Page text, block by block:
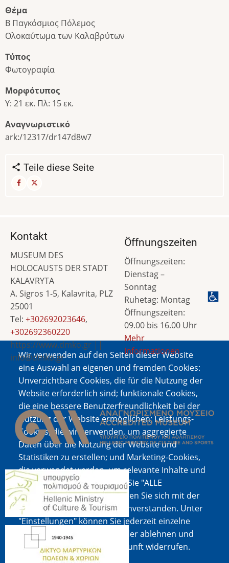
Θέμα
Β Παγκόσμιος Πόλεμος
Ολοκαύτωμα των Καλαβρύτων
Τύπος
Φωτογραφία
Μορφότυπος
Υ: 21 εκ. Πλ: 15 εκ.
Αναγνωριστικό
ark:/12317/dr147d8w7
Teile diese Seite
Wir verwenden auf den Seiten dieser Website
eine Auswahl an eigenen und fremden Cookies:
Unverzichtbare Cookies, die für die Nutzung der
Website erforderlich sind; funktionale Cookies,
die eine bessere Benutzerfreundlichkeit bei der
Nutzung der Website ermöglichen; Leistungs-
Cookies, die wir verwenden, um aggregierte
Daten über die Nutzung der Website und
Statistiken zu erstellen; und Marketing-Cookies,
die verwendet werden, um relevante Inhalte und
Werbung anzuzeigen. Wenn Sie "ALLE
AKZEPTIEREN" wählen, erklären Sie sich mit der
Verwendung aller Cookies einverstanden. Unter
"Einstellungen" können Sie jederzeit einzelne
Cookie-Typen akzeptieren oder ablehnen und
Ihre Zustimmung für die Zukunft widerrufen.
Kontakt
MUSEUM DES
HOLOCAUSTS DER STADT
KALAVRYTA
A. Sigros 1-5, Kalavrita, PLZ
25001
Tel: +302692023646,
+302692360220
https://www.dmko.gr ||
info@dmko.gr
Öffnungszeiten
Öffnungszeiten:
Dienstag –
Sonntag
Ruhetag: Montag
Öffnungszeiten:
09.00 bis 16.00 Uhr
Mehr
Informationen
Bild
Bild